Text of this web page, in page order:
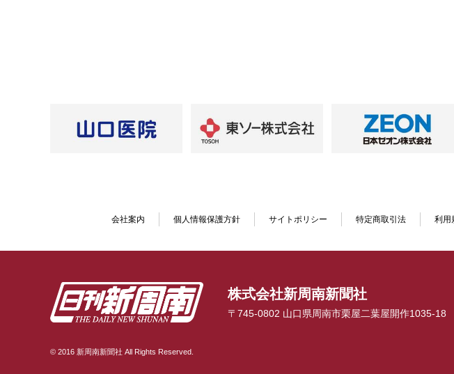
会社案内 個人情報保護方針 サイトポリシー 特定商取引法 利用
株式会社新周南新聞社
〒745-0802 山口県周南市栗屋二葉屋開作1035-18
© 2016 新周南新聞社 All Rights Reserved.